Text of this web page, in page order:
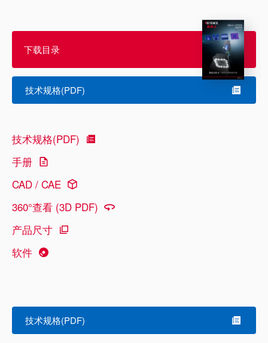
下载目录
技术规格(PDF)
技术规格(PDF)
手册
CAD / CAE
360°查看 (3D PDF)
产品尺寸
软件
技术规格(PDF)